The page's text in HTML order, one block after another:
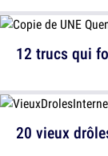
20 vieux
12 trucs qui